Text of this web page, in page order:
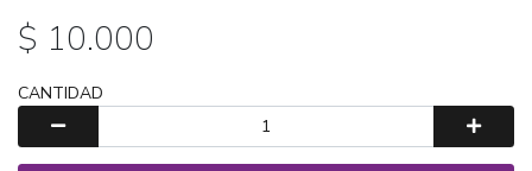
$ 10.000
CANTIDAD